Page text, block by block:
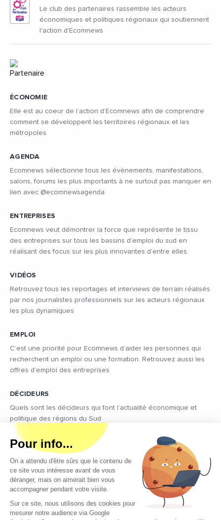
ÉCONOMIE
Elle est au coeur de l’action d’Ecomnews afin de comprendre
comment se développent les territoires régionaux et les
métropoles
AGENDA
Ecomnews sélectionne tous les évènements, manifestations,
salons, forums les plus importants à ne surtout pas manquer en
lien avec @ecomnewsagenda
ENTREPRISES
Ecomnews veut démontrer la force que représente le tissu
des entreprises sur tous les bassins d’emploi du sud en
réalisant des focus sur les plus innovantes d’entre elles
VIDÉOS
Retrouvez tous les reportages et interviews de terrain réalisés
par nos journalistes professionnels sur les acteurs régionaux
les plus dynamiques
EMPLOI
C’est une priorité pour Ecomnews d’aider les personnes qui
recherchent un emploi ou une formation. Retrouvez aussi les
offres d’emploi des entreprises
DÉCIDEURS
Quels sont les décideurs qui font l’actualité économique et
politique des régions du Sud
Le club des partenaires rassemble les acteurs
économiques et politiques régionaux qui soutiennent
l'action d'Ecomnews
Copyright © 2026 - Tous droits réservés
Qui sommes-nous ?